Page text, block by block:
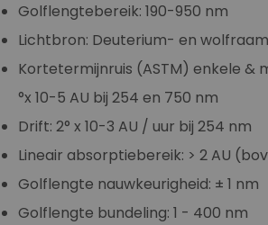
Golflengtebereik: 190-950 nm
Lichtbron: Deuterium- en
Kortetermijnruis (ASTM) enkele &
°x 10-5 AU bij 254 en 750 nm
Drift: 2° x 10-3 AU / uur bij 254 nm
Lineair absorptiebereik: > 2 AU
Golflengte nauwkeurigheid: ± 1 nm
Golflengte bundeling: 1 - 400 nm